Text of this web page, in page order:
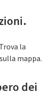
la
mappa.
dei